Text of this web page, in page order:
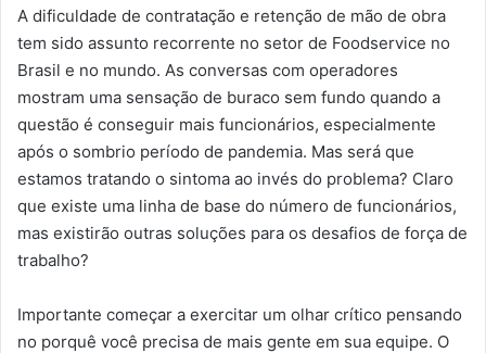
A dificuldade de contratação e retenção de mão de obra
tem sido assunto recorrente no setor de Foodservice no
Brasil e no mundo. As conversas com operadores
mostram uma sensação de buraco sem fundo quando a
questão é conseguir mais funcionários, especialmente
após o sombrio período de pandemia. Mas será que
estamos tratando o sintoma ao invés do problema? Claro
que existe uma linha de base do número de funcionários,
mas existirão outras soluções para os desafios de força de
trabalho?
Importante começar a exercitar um olhar crítico pensando
no porquê você precisa de mais gente em sua equipe. O